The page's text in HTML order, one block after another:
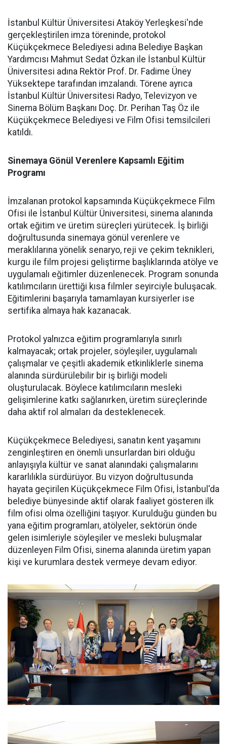
İstanbul Kültür Üniversitesi Ataköy Yerleşkesi'nde
gerçekleştirilen imza töreninde, protokol
Küçükçekmece Belediyesi adına Belediye Başkan
Yardımcısı Mahmut Sedat Özkan ile İstanbul Kültür
Üniversitesi adına Rektör Prof. Dr. Fadime Üney
Yüksektepe tarafından imzalandı. Törene ayrıca
İstanbul Kültür Üniversitesi Radyo, Televizyon ve
Sinema Bölüm Başkanı Doç. Dr. Perihan Taş Öz ile
Küçükçekmece Belediyesi ve Film Ofisi temsilcileri
katıldı.
Sinemaya Gönül Verenlere Kapsamlı Eğitim
Programı
İmzalanan protokol kapsamında Küçükçekmece Film
Ofisi ile İstanbul Kültür Üniversitesi, sinema alanında
ortak eğitim ve üretim süreçleri yürütecek. İş birliği
doğrultusunda sinemaya gönül verenlere ve
meraklılarına yönelik senaryo, reji ve çekim teknikleri,
kurgu ile film projesi geliştirme başlıklarında atölye ve
uygulamalı eğitimler düzenlenecek. Program sonunda
katılımcıların ürettiği kısa filmler seyirciyle buluşacak.
Eğitimlerini başarıyla tamamlayan kursiyerler ise
sertifika almaya hak kazanacak.
Protokol yalnızca eğitim programlarıyla sınırlı
kalmayacak; ortak projeler, söyleşiler, uygulamalı
çalışmalar ve çeşitli akademik etkinliklerle sinema
alanında sürdürülebilir bir iş birliği modeli
oluşturulacak. Böylece katılımcıların mesleki
gelişimlerine katkı sağlanırken, üretim süreçlerinde
daha aktif rol almaları da desteklenecek.
Küçükçekmece Belediyesi, sanatın kent yaşamını
zenginleştiren en önemli unsurlardan biri olduğu
anlayışıyla kültür ve sanat alanındaki çalışmalarını
kararlılıkla sürdürüyor. Bu vizyon doğrultusunda
hayata geçirilen Küçükçekmece Film Ofisi, İstanbul'da
belediye bünyesinde aktif olarak faaliyet gösteren ilk
film ofisi olma özelliğini taşıyor. Kurulduğu günden bu
yana eğitim programları, atölyeler, sektörün önde
gelen isimleriyle söyleşiler ve mesleki buluşmalar
düzenleyen Film Ofisi, sinema alanında üretim yapan
kişi ve kurumlara destek vermeye devam ediyor.